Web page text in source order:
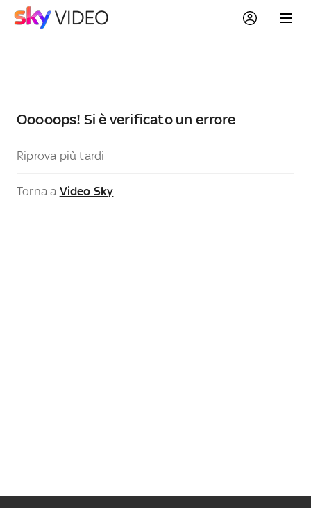
Ooooops! Si è verificato un errore
Riprova più tardi
Torna a Video Sky